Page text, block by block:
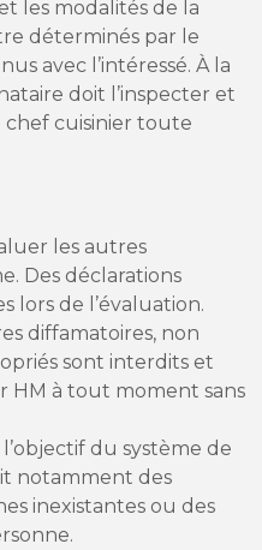
les modalités de la
déterminés par le
avec l’intéressé. À la
doit l’inspecter et
cuisinier toute
les autres
Des déclarations
lors de l’évaluation.
diffamatoires, non
sont interdits et
HM à tout moment sans
du système de
notamment des
inexistantes ou des